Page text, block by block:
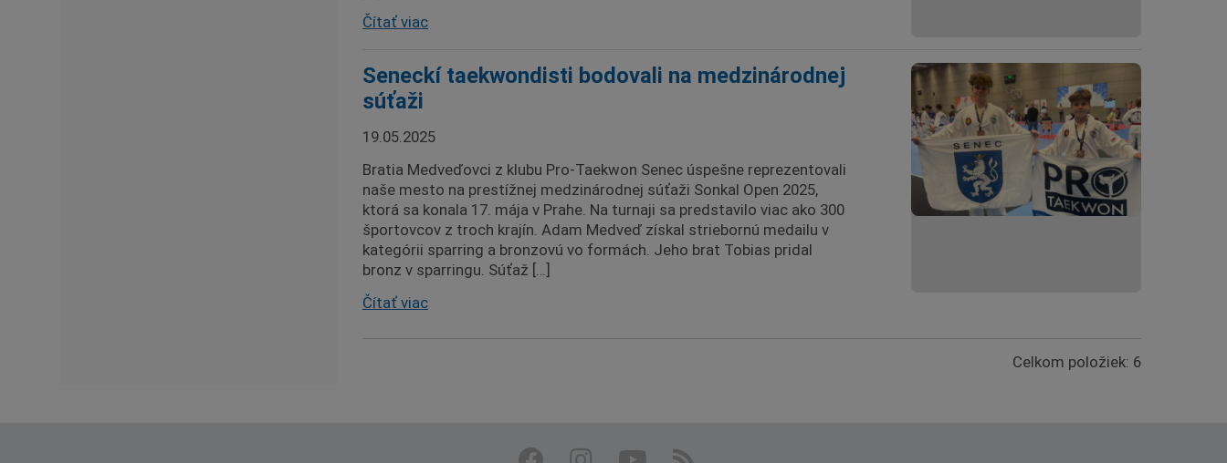
Čítať viac
Seneckí taekwondisti bodovali na medzinárodnej
súťaži
19.05.2025
Bratia Medveďovci z klubu Pro-Taekwon Senec úspešne reprezentovali
naše mesto na prestížnej medzinárodnej súťaži Sonkal Open 2025,
ktorá sa konala 17. mája v Prahe. Na turnaji sa predstavilo viac ako 300
športovcov z troch krajín. Adam Medveď získal striebornú medailu v
kategórii sparring a bronzovú vo formách. Jeho brat Tobias pridal
bronz v sparringu. Súťaž […]
Čítať viac
Celkom položiek: 6